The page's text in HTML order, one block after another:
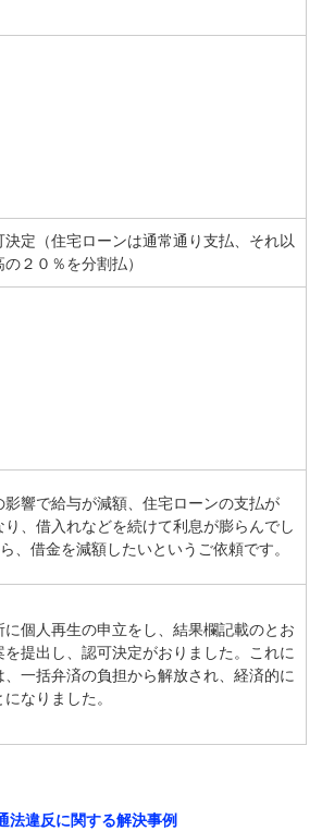
決定（住宅ローンは通常通り支払、それ以
２０％を分割払）
影響で給与が減額、住宅ローンの支払が
り、借入れなどを続けて利息が膨らんでし
、借金を減額したいというご依頼です。
に個人再生の申立をし、結果欄記載のとお
を提出し、認可決定がおりました。これに
、一括弁済の負担から解放され、経済的に
なりました。
法違反に関する解決事例